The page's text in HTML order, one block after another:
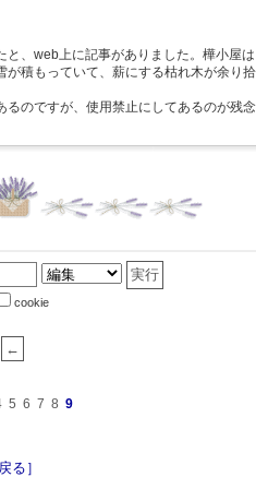
と、web上に記事がありました。樺小屋は
が積もっていて、薪にする枯れ木が余り
のですが、使用禁止にしてあるのが残
cookie
5 6 7 8 9
る］